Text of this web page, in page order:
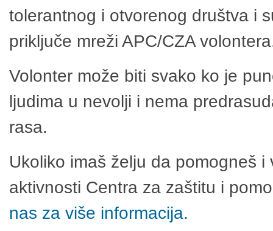
tolerantnog i otvorenog društva i
priključe mreži APC/CZA
Volonter može biti svako ko je
ljudima u nevolji i nema
rasa.
Ukoliko imaš želju da pomogneš
aktivnosti Centra za zaštitu i
nas za više informacija.